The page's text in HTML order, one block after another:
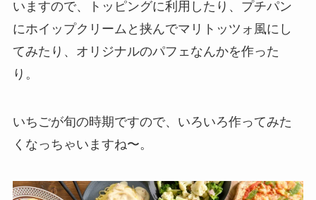
いますので、トッピングに利用したり、プチパン
にホイップクリームと挟んでマリトッツォ風にし
てみたり、オリジナルのパフェなんかを作った
り。
いちごが旬の時期ですので、いろいろ作ってみた
くなっちゃいますね〜。